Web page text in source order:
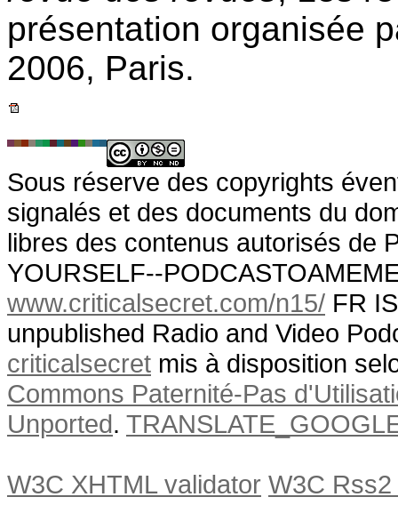
présentation organisée
2006, Paris.
Sous réserve des copyrights
signalés et des documents du
libres des contenus autorisés de
YOURSELF--
www.criticalsecret.com/n15/ FR
unpublished Radio and Video
criticalsecret mis à disposition
Commons Paternité-Pas
Unported.
W3C XHTML validator W3C